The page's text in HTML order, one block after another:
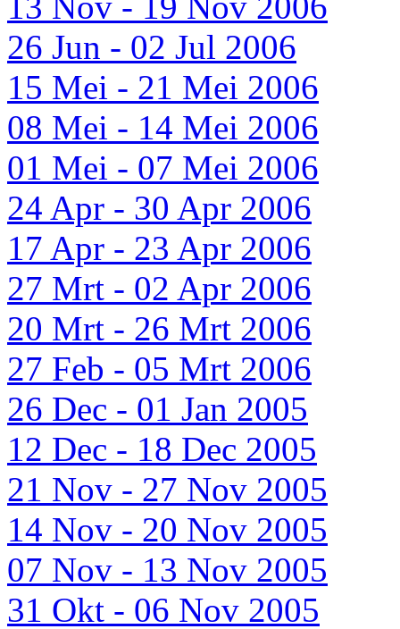
26 Jun - 02 Jul 2006
15 Mei - 21 Mei 2006
08 Mei - 14 Mei 2006
01 Mei - 07 Mei 2006
24 Apr - 30 Apr 2006
17 Apr - 23 Apr 2006
27 Mrt - 02 Apr 2006
20 Mrt - 26 Mrt 2006
27 Feb - 05 Mrt 2006
26 Dec - 01 Jan 2005
12 Dec - 18 Dec 2005
21 Nov - 27 Nov 2005
14 Nov - 20 Nov 2005
07 Nov - 13 Nov 2005
31 Okt - 06 Nov 2005